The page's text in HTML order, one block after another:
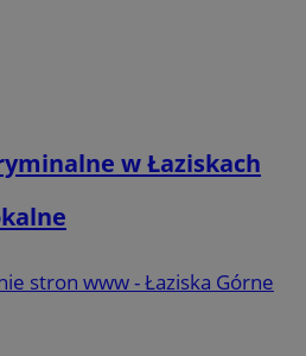
w Łaziskach
stron www - Łaziska Górne